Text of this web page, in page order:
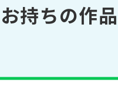
お持ちの作